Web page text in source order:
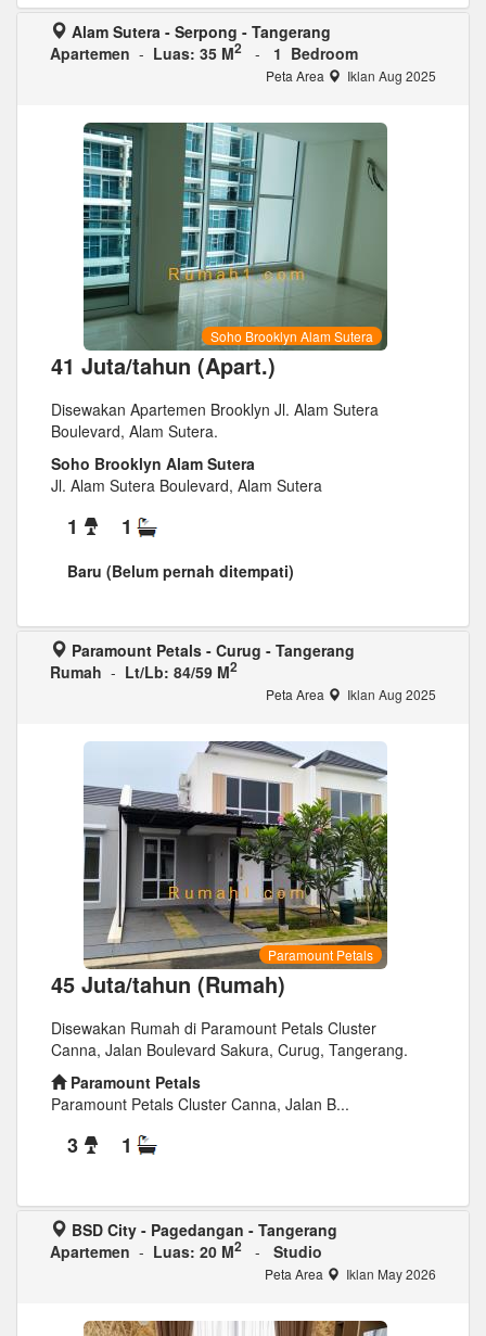
Alam Sutera - Serpong - Tangerang
Apartemen - Luas: 35 M2 - 1 Bedroom
Peta Area Iklan Aug 2025
Soho Brooklyn Alam Sutera
41 Juta/tahun (Apart.)
Disewakan Apartemen Brooklyn Jl. Alam Sutera
Boulevard, Alam Sutera.
Soho Brooklyn Alam Sutera
Jl. Alam Sutera Boulevard, Alam Sutera
1 1
Baru (Belum pernah ditempati)
Paramount Petals - Curug - Tangerang
Rumah - Lt/Lb: 84/59 M2
Peta Area Iklan Aug 2025
Paramount Petals
45 Juta/tahun (Rumah)
Disewakan Rumah di Paramount Petals Cluster
Canna, Jalan Boulevard Sakura, Curug, Tangerang.
Paramount Petals
Paramount Petals Cluster Canna, Jalan B...
3 1
BSD City - Pagedangan - Tangerang
Apartemen - Luas: 20 M2 - Studio
Peta Area Iklan May 2026